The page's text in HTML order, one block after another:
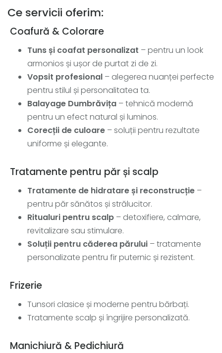
Ce servicii oferim:
Coafură & Colorare
Tuns și coafat personalizat – pentru un look
armonios și ușor de purtat zi de zi.
Vopsit profesional – alegerea nuanței perfecte
pentru stilul și personalitatea ta.
Balayage Dumbrăvița – tehnică modernă
pentru un efect natural și luminos.
Corecții de culoare – soluții pentru rezultate
uniforme și elegante.
Tratamente pentru păr și scalp
Tratamente de hidratare și reconstrucție –
pentru păr sănătos și strălucitor.
Ritualuri pentru scalp – detoxifiere, calmare,
revitalizare sau stimulare.
Soluții pentru căderea părului – tratamente
personalizate pentru fir puternic și rezistent.
Frizerie
Tunsori clasice și moderne pentru bărbați.
Tratamente scalp și îngrijire personalizată.
Manichiură & Pedichiură